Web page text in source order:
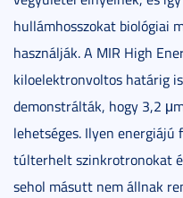
hullámhosszokat biológiai
használják. A MIR High
kiloelektronvoltos határig
demonstrálták, hogy 3,2
lehetséges. Ilyen
túlterhelt szinkrotronokat
sehol másutt nem állnak